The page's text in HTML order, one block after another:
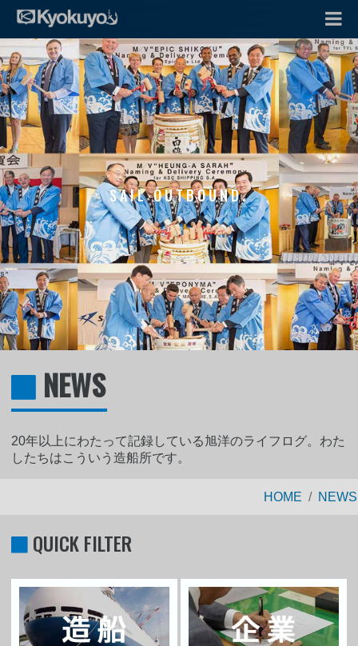
SAIL OUTBOUND.
NEWS
20年以上にわたって記録している旭洋のライフログ。わた
したちはこういう造船所です。
HOME NEWS
QUICK FILTER